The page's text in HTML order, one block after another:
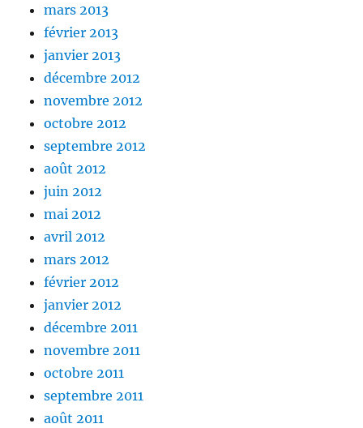
mars 2013
février 2013
janvier 2013
décembre 2012
novembre 2012
octobre 2012
septembre 2012
août 2012
juin 2012
mai 2012
avril 2012
mars 2012
février 2012
janvier 2012
décembre 2011
novembre 2011
octobre 2011
septembre 2011
août 2011